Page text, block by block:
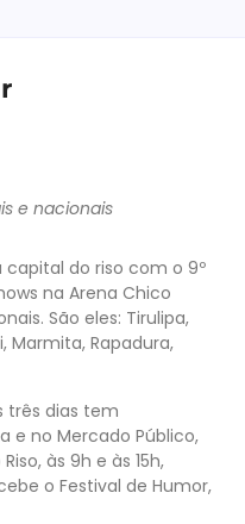
e nacionais
do riso com o 9º
na Arena Chico
São eles: Tirulipa,
Marmita, Rapadura,
três dias tem
e no Mercado Público,
às 9h e às 15h,
o Festival de Humor,